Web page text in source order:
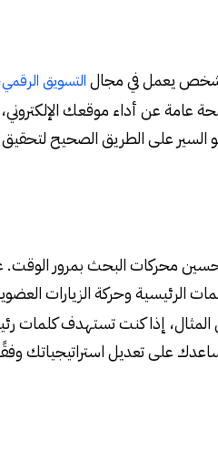
التسويق الرقمي
عن أداء موقعك الإلكتروني،
السير على الطريق الصحيح
محركات البحث بمرور
الرئيسية وحركة الزيارات
إذا كنت تستهدف كلمات
على تعديل استراتيجياتك